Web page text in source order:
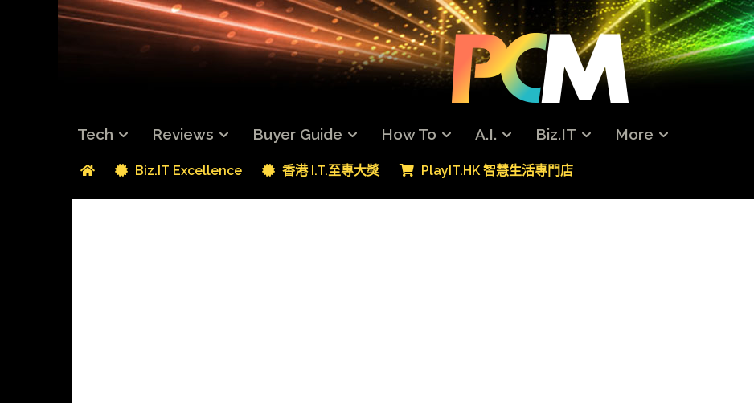
Tech Reviews Buyer Guide How To A.I. Biz.IT More
Biz.IT Excellence 香港 I.T.至專大獎 PlayIT.HK 智慧生活專門店